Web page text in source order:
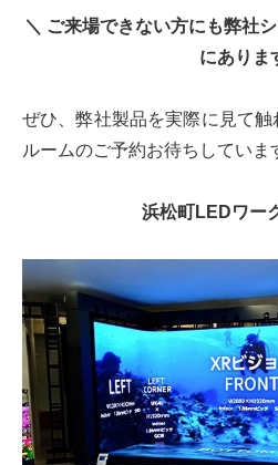
＼ ご来場できない方にも弊社
にありま
ぜひ、弊社製品を実際に見て
ルームのご予約お待ちしていま
浜松町LEDワー